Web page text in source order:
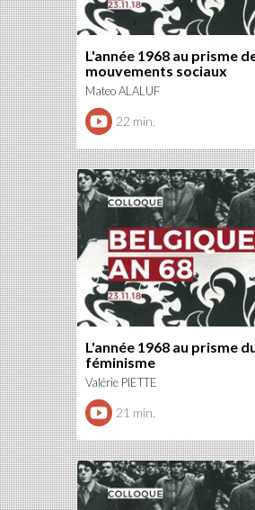
L'année 1968 au prisme
mouvements sociaux
Mateo ALALUF
22 min.
L'année 1968 au prisme
féminisme
Valérie PIETTE
21 min.